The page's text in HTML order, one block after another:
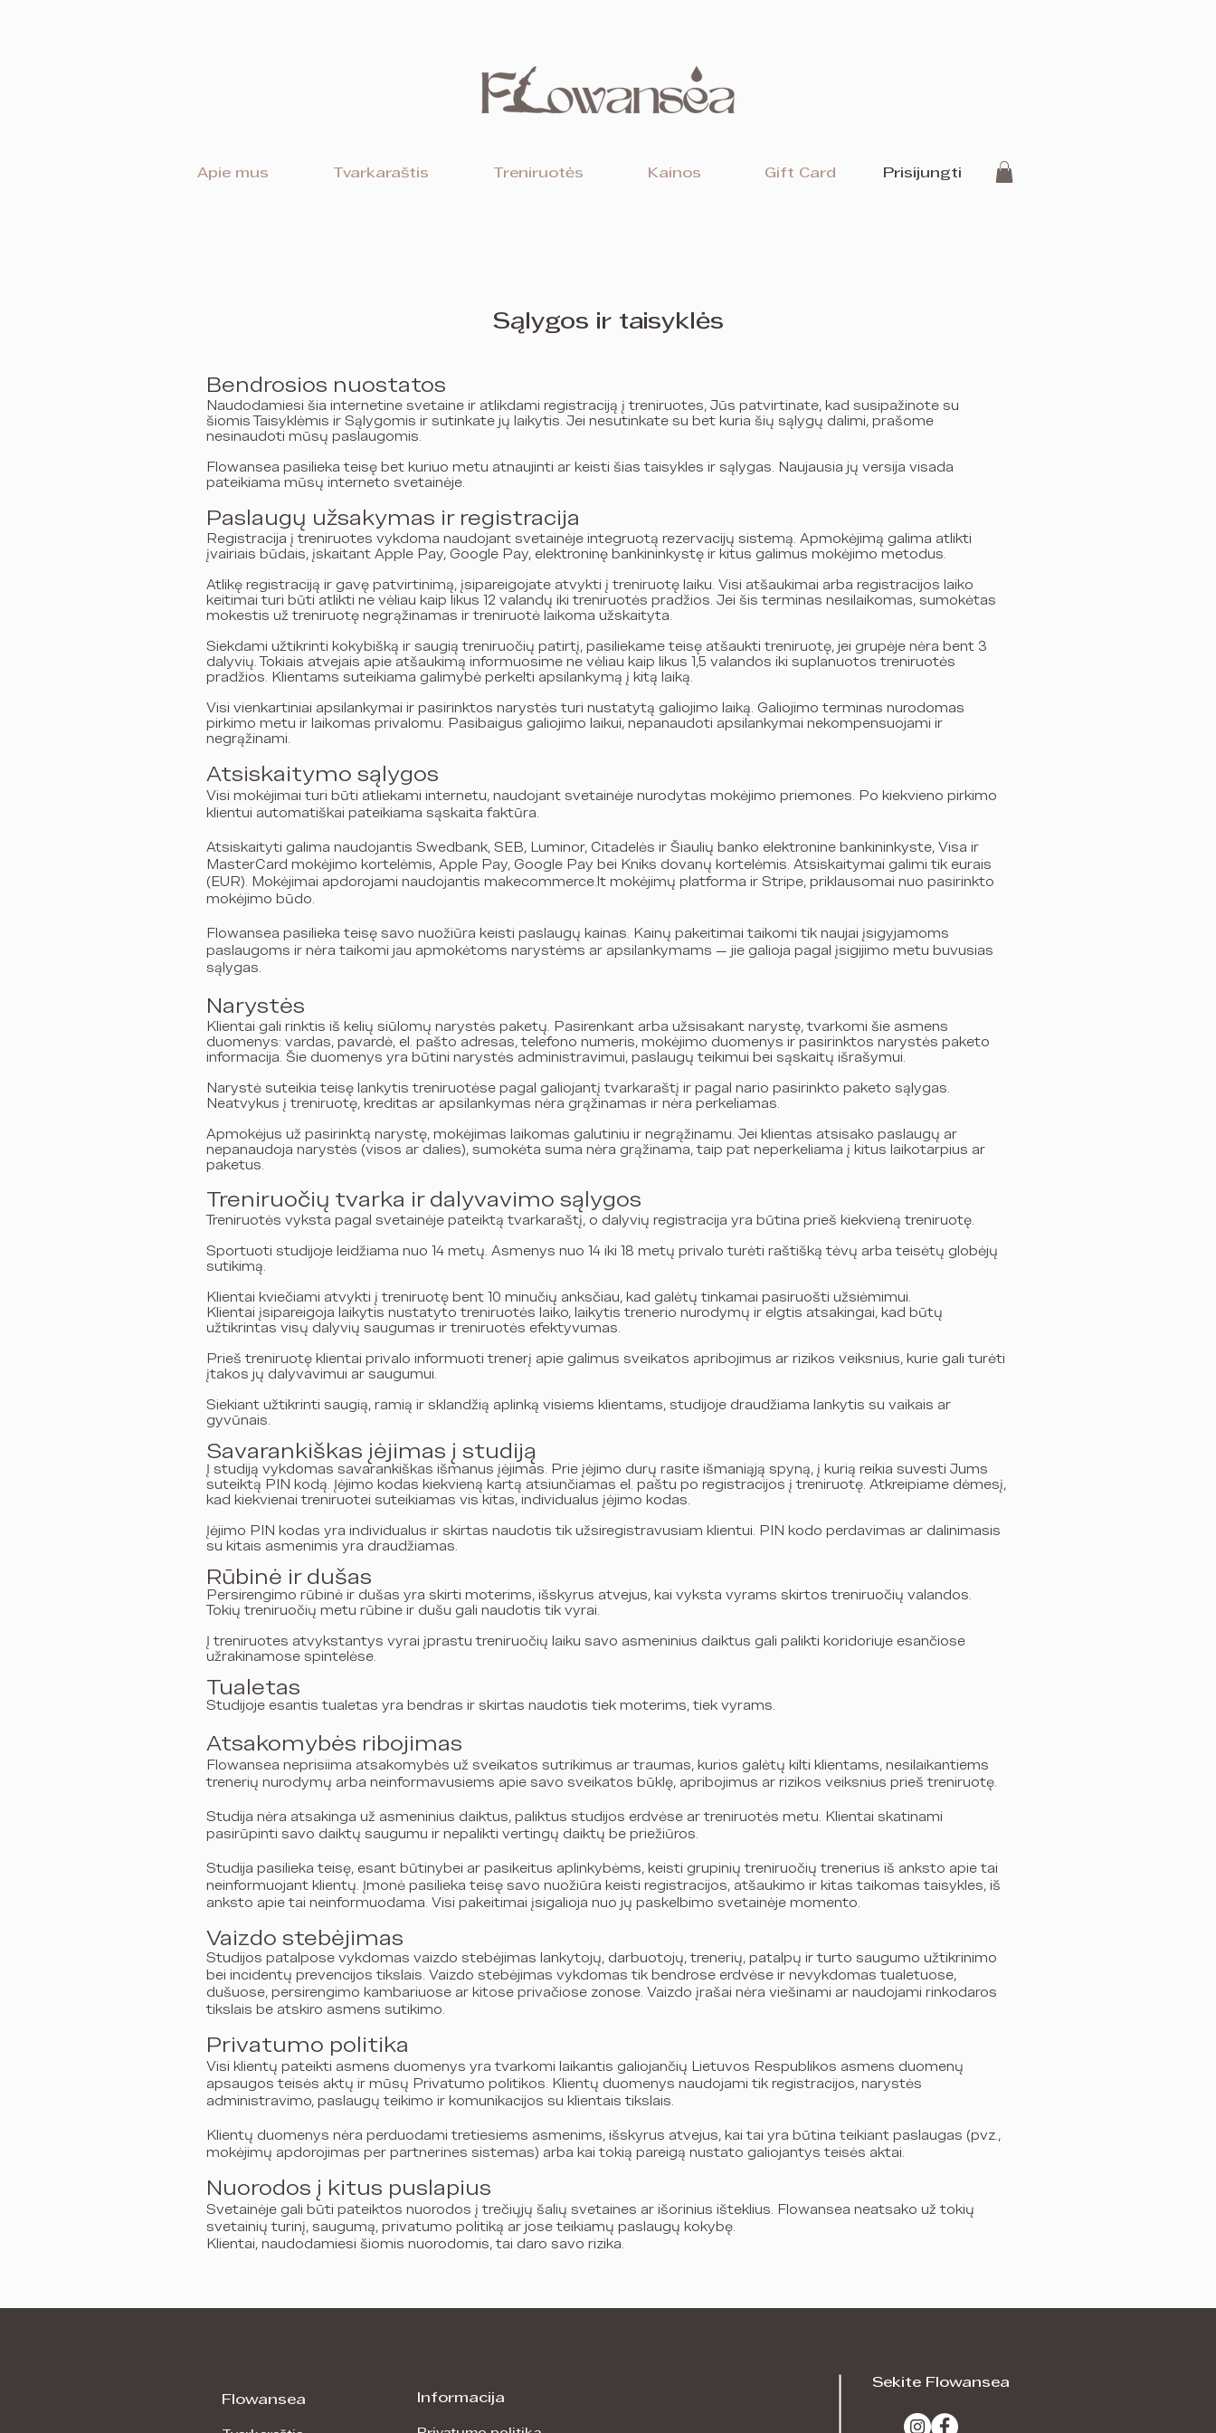
Apie mus Tvarkaraštis Treniruotės Kainos Gift Card Prisijungti
Sąlygos ir taisyklės
Bendrosios nuostatos
Naudodamiesi šia internetine svetaine ir atlikdami registraciją į treniruotes, Jūs patvirtinate, kad susipažinote su
šiomis Taisyklėmis ir Sąlygomis ir sutinkate jų laikytis. Jei nesutinkate su bet kuria šių sąlygų dalimi, prašome
nesinaudoti mūsų paslaugomis.
Flowansea pasilieka teisę bet kuriuo metu atnaujinti ar keisti šias taisykles ir sąlygas. Naujausia jų versija visada
pateikiama mūsų interneto svetainėje.
Paslaugų užsakymas ir registracija
Registracija į treniruotes vykdoma naudojant svetainėje integruotą rezervacijų sistemą. Apmokėjimą galima atlikti
įvairiais būdais, įskaitant Apple Pay, Google Pay, elektroninę bankininkystę ir kitus galimus mokėjimo metodus.
Atlikę registraciją ir gavę patvirtinimą, įsipareigojate atvykti į treniruotę laiku. Visi atšaukimai arba registracijos laiko
keitimai turi būti atlikti ne vėliau kaip likus 12 valandų iki treniruotės pradžios. Jei šis terminas nesilaikomas, sumokėtas
mokestis už treniruotę negrąžinamas ir treniruotė laikoma užskaityta.
Siekdami užtikrinti kokybišką ir saugią treniruočių patirtį, pasiliekame teisę atšaukti treniruotę, jei grupėje nėra bent 3
dalyvių. Tokiais atvejais apie atšaukimą informuosime ne vėliau kaip likus 1,5 valandos iki suplanuotos treniruotės
pradžios. Klientams suteikiama galimybė perkelti apsilankymą į kitą laiką.
Visi vienkartiniai apsilankymai ir pasirinktos narystės turi nustatytą galiojimo laiką. Galiojimo terminas nurodomas
pirkimo metu ir laikomas privalomu. Pasibaigus galiojimo laikui, nepanaudoti apsilankymai nekompensuojami ir
negrąžinami.
Atsiskaitymo sąlygos
Visi mokėjimai turi būti atliekami internetu, naudojant svetainėje nurodytas mokėjimo priemones. Po kiekvieno pirkimo
klientui automatiškai pateikiama sąskaita faktūra.
Atsiskaityti galima naudojantis Swedbank, SEB, Luminor, Citadelės ir Šiaulių banko elektronine bankininkyste, Visa ir
MasterCard mokėjimo kortelėmis, Apple Pay, Google Pay bei Kniks dovanų kortelėmis. Atsiskaitymai galimi tik eurais
(EUR). Mokėjimai apdorojami naudojantis makecommerce.lt mokėjimų platforma ir Stripe, priklausomai nuo pasirinkto
mokėjimo būdo.
Flowansea pasilieka teisę savo nuožiūra keisti paslaugų kainas. Kainų pakeitimai taikomi tik naujai įsigyjamoms
paslaugoms ir nėra taikomi jau apmokėtoms narystėms ar apsilankymams — jie galioja pagal įsigijimo metu buvusias
sąlygas.
Narystės
Klientai gali rinktis iš kelių siūlomų narystės paketų. Pasirenkant arba užsisakant narystę, tvarkomi šie asmens
duomenys: vardas, pavardė, el. pašto adresas, telefono numeris, mokėjimo duomenys ir pasirinktos narystės paketo
informacija. Šie duomenys yra būtini narystės administravimui, paslaugų teikimui bei sąskaitų išrašymui.
Narystė suteikia teisę lankytis treniruotėse pagal galiojantį tvarkaraštį ir pagal nario pasirinkto paketo sąlygas.
Neatvykus į treniruotę, kreditas ar apsilankymas nėra grąžinamas ir nėra perkeliamas.
Apmokėjus už pasirinktą narystę, mokėjimas laikomas galutiniu ir negrąžinamu. Jei klientas atsisako paslaugų ar
nepanaudoja narystės (visos ar dalies), sumokėta suma nėra grąžinama, taip pat neperkeliama į kitus laikotarpius ar
paketus.
Treniruočių tvarka ir dalyvavimo sąlygos
Treniruotės vyksta pagal svetainėje pateiktą tvarkaraštį, o dalyvių registracija yra būtina prieš kiekvieną treniruotę.
Sportuoti studijoje leidžiama nuo 14 metų. Asmenys nuo 14 iki 18 metų privalo turėti raštišką tėvų arba teisėtų globėjų
sutikimą.
Klientai kviečiami atvykti į treniruotę bent 10 minučių anksčiau, kad galėtų tinkamai pasiruošti užsiėmimui.
Klientai įsipareigoja laikytis nustatyto treniruotės laiko, laikytis trenerio nurodymų ir elgtis atsakingai, kad būtų
užtikrintas visų dalyvių saugumas ir treniruotės efektyvumas.
Prieš treniruotę klientai privalo informuoti trenerį apie galimus sveikatos apribojimus ar rizikos veiksnius, kurie gali turėti
įtakos jų dalyvavimui ar saugumui.
Siekiant užtikrinti saugią, ramią ir sklandžią aplinką visiems klientams, studijoje draudžiama lankytis su vaikais ar
gyvūnais.
Savarankiškas įėjimas į studiją
Į studiją vykdomas savarankiškas išmanus įėjimas. Prie įėjimo durų rasite išmaniąją spyną, į kurią reikia suvesti Jums
suteiktą PIN kodą. Įėjimo kodas kiekvieną kartą atsiunčiamas el. paštu po registracijos į treniruotę. Atkreipiame dėmesį,
kad kiekvienai treniruotei suteikiamas vis kitas, individualus įėjimo kodas.
Įėjimo PIN kodas yra individualus ir skirtas naudotis tik užsiregistravusiam klientui. PIN kodo perdavimas ar dalinimasis
su kitais asmenimis yra draudžiamas.
Rūbinė ir dušas
Persirengimo rūbinė ir dušas yra skirti moterims, išskyrus atvejus, kai vyksta vyrams skirtos treniruočių valandos.
Tokių treniruočių metu rūbine ir dušu gali naudotis tik vyrai.
Į treniruotes atvykstantys vyrai įprastu treniruočių laiku savo asmeninius daiktus gali palikti koridoriuje esančiose
užrakinamose spintelėse.
Tualetas
Studijoje esantis tualetas yra bendras ir skirtas naudotis tiek moterims, tiek vyrams.
Atsakomybės ribojimas
Flowansea neprisiima atsakomybės už sveikatos sutrikimus ar traumas, kurios galėtų kilti klientams, nesilaikantiems
trenerių nurodymų arba neinformavusiems apie savo sveikatos būklę, apribojimus ar rizikos veiksnius prieš treniruotę.
Studija nėra atsakinga už asmeninius daiktus, paliktus studijos erdvėse ar treniruotės metu. Klientai skatinami
pasirūpinti savo daiktų saugumu ir nepalikti vertingų daiktų be priežiūros.
Studija pasilieka teisę, esant būtinybei ar pasikeitus aplinkybėms, keisti grupinių treniruočių trenerius iš anksto apie tai
neinformuojant klientų. Įmonė pasilieka teisę savo nuožiūra keisti registracijos, atšaukimo ir kitas taikomas taisykles, iš
anksto apie tai neinformuodama. Visi pakeitimai įsigalioja nuo jų paskelbimo svetainėje momento.
Vaizdo stebėjimas
Studijos patalpose vykdomas vaizdo stebėjimas lankytojų, darbuotojų, trenerių, patalpų ir turto saugumo užtikrinimo
bei incidentų prevencijos tikslais. Vaizdo stebėjimas vykdomas tik bendrose erdvėse ir nevykdomas tualetuose,
dušuose, persirengimo kambariuose ar kitose privačiose zonose. Vaizdo įrašai nėra viešinami ar naudojami rinkodaros
tikslais be atskiro asmens sutikimo.
Privatumo politika
Visi klientų pateikti asmens duomenys yra tvarkomi laikantis galiojančių Lietuvos Respublikos asmens duomenų
apsaugos teisės aktų ir mūsų Privatumo politikos. Klientų duomenys naudojami tik registracijos, narystės
administravimo, paslaugų teikimo ir komunikacijos su klientais tikslais.
Klientų duomenys nėra perduodami tretiesiems asmenims, išskyrus atvejus, kai tai yra būtina teikiant paslaugas (pvz.,
mokėjimų apdorojimas per partnerines sistemas) arba kai tokią pareigą nustato galiojantys teisės aktai.
Nuorodos į kitus puslapius
Svetainėje gali būti pateiktos nuorodos į trečiųjų šalių svetaines ar išorinius išteklius. Flowansea neatsako už tokių
svetainių turinį, saugumą, privatumo politiką ar jose teikiamų paslaugų kokybę.
Klientai, naudodamiesi šiomis nuorodomis, tai daro savo rizika.
Flowansea Informacija
Sekite Flowansea